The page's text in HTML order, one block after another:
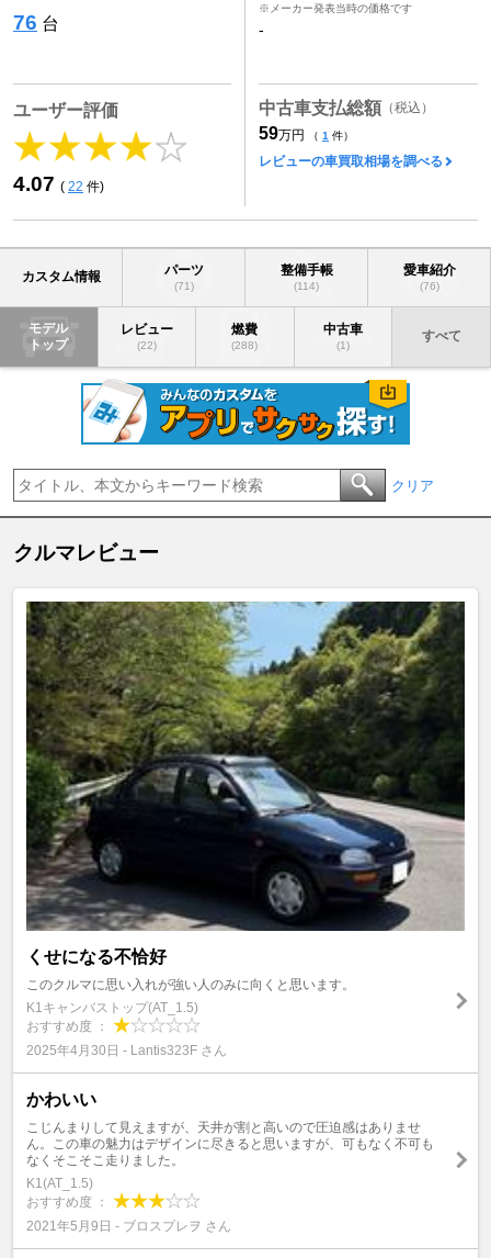
76 台
ユーザー評価
4.07 ( 22 件)
※メーカー発表当時の価格です
-
中古車支払総額 （税込）
59万円 （ 1 件）
レビューの車買取相場を調べる
カスタム情報 パーツ
(71)
整備手帳
(114)
愛車紹介
(76)
モデル
トップ
レビュー
(22)
燃費
(288)
中古車
(1)
すべて
クリア
クルマレビュー
くせになる不恰好
このクルマに思い入れが強い人のみに向くと思います。
K1キャンバストップ(AT_1.5)
おすすめ度 ：
2025年4月30日 - Lantis323F さん
かわいい
こじんまりして見えますが、天井が割と高いので圧迫感はありませ
ん。この車の魅力はデザインに尽きると思いますが、可もなく不可も
なくそこそこ走りました。
K1(AT_1.5)
おすすめ度 ：
2021年5月9日 - ブロスプレヲ さん